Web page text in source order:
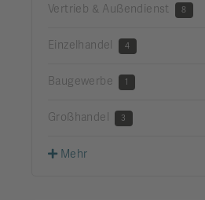
Vertrieb & Außendienst 8
Einzelhandel 4
Baugewerbe 1
Großhandel 3
Mehr